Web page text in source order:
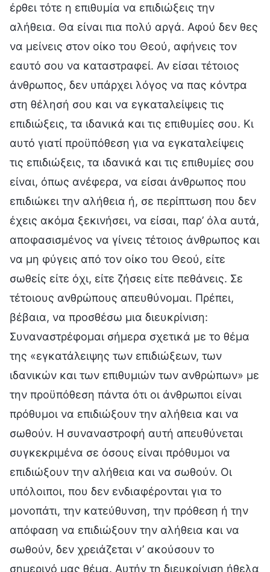
έρθει τότε η επιθυμία να επιδιώξεις την
αλήθεια. Θα είναι πια πολύ αργά. Αφού δεν θες
να μείνεις στον οίκο του Θεού, αφήνεις τον
εαυτό σου να καταστραφεί. Αν είσαι τέτοιος
άνθρωπος, δεν υπάρχει λόγος να πας κόντρα
στη θέλησή σου και να εγκαταλείψεις τις
επιδιώξεις, τα ιδανικά και τις επιθυμίες σου. Κι
αυτό γιατί προϋπόθεση για να εγκαταλείψεις
τις επιδιώξεις, τα ιδανικά και τις επιθυμίες σου
είναι, όπως ανέφερα, να είσαι άνθρωπος που
επιδιώκει την αλήθεια ή, σε περίπτωση που δεν
έχεις ακόμα ξεκινήσει, να είσαι, παρ’ όλα αυτά,
αποφασισμένος να γίνεις τέτοιος άνθρωπος και
να μη φύγεις από τον οίκο του Θεού, είτε
σωθείς είτε όχι, είτε ζήσεις είτε πεθάνεις. Σε
τέτοιους ανθρώπους απευθύνομαι. Πρέπει,
βέβαια, να προσθέσω μια διευκρίνιση:
Συναναστρέφομαι σήμερα σχετικά με το θέμα
της «εγκατάλειψης των επιδιώξεων, των
ιδανικών και των επιθυμιών των ανθρώπων» με
την προϋπόθεση πάντα ότι οι άνθρωποι είναι
πρόθυμοι να επιδιώξουν την αλήθεια και να
σωθούν. Η συναναστροφή αυτή απευθύνεται
συγκεκριμένα σε όσους είναι πρόθυμοι να
επιδιώξουν την αλήθεια και να σωθούν. Οι
υπόλοιποι, που δεν ενδιαφέρονται για το
μονοπάτι, την κατεύθυνση, την πρόθεση ή την
απόφαση να επιδιώξουν την αλήθεια και να
σωθούν, δεν χρειάζεται ν’ ακούσουν το
σημερινό μας θέμα. Αυτήν τη διευκρίνιση ήθελα